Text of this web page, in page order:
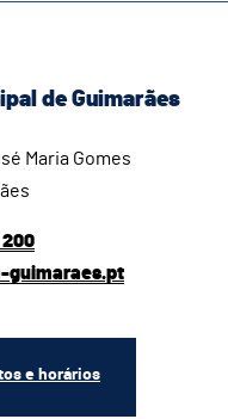
de Guimarães
Maria Gomes
200
guimaraes.pt
e horários